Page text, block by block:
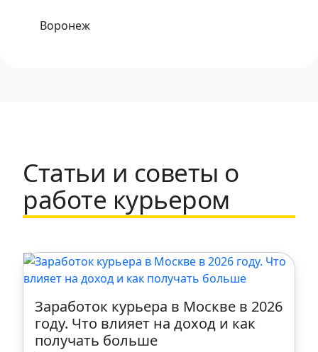
Воронеж
Набережные Челны
Санкт-Петербург
Казань
Ростов-на-Дону
Статьи и советы о
работе курьером
Заработок курьера в Москве в 2026
году. Что влияет на доход и как
получать больше